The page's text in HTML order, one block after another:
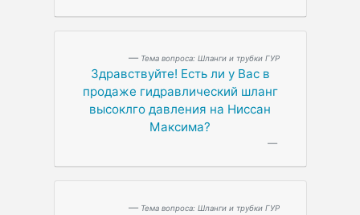
Тема вопроса: Шланги и трубки ГУР
Здравствуйте! Есть ли у Вас в
продаже гидравлический шланг
высоклго давления на Ниссан
Максима?
Тема вопроса: Шланги и трубки ГУР